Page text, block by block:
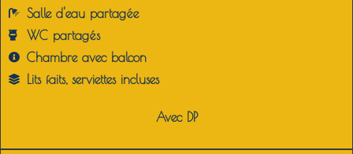
Salle d'eau partagée
WC partagés
Chambre avec balcon
Lits faits, serviettes incluses
Avec DP